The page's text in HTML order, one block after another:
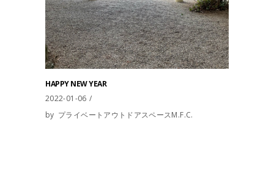
HAPPY NEW YEAR
2022-01-06
by プライベートアウトドアスペースM.F.C.